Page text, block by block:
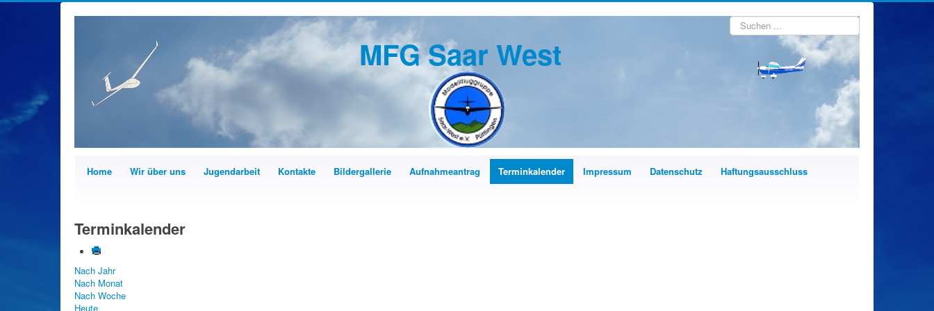
MFG Saar West
Suchen
...
Home Wir über uns Jugendarbeit Kontakte Bildergallerie Aufnahmeantrag Terminkalender Impressum Datenschutz Haftungsausschluss
Terminkalender
Nach Jahr
Nach Monat
Nach Woche
Heute